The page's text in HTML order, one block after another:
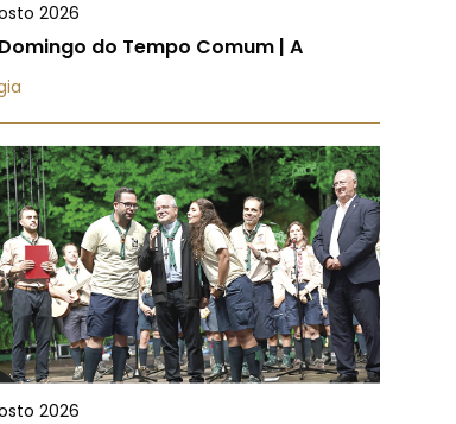
2026
do Tempo Comum | A
2026